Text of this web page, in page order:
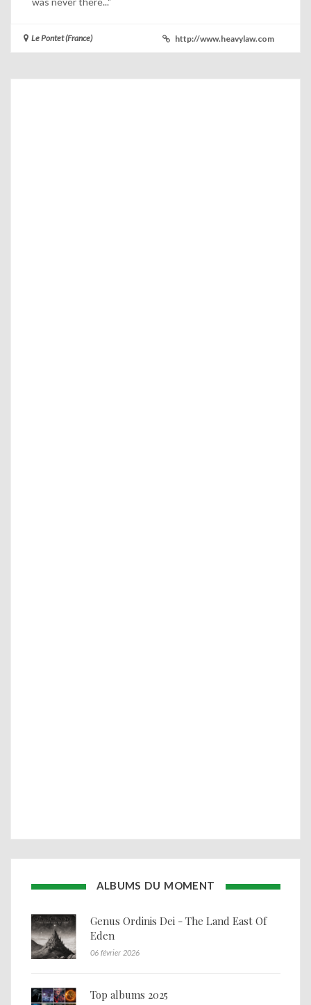
Le Pontet (France) http://www.heavylaw.com
ALBUMS DU MOMENT
Genus Ordinis Dei - The Land East Of
Eden
06 février 2026
Top albums 2025